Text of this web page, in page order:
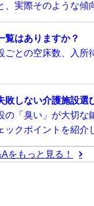
、実際そのような傾
覧はありますか？
との空床数、入
敗しない介護施設選
「臭い」が大切な
ックポイントを紹介
をもっと見る！